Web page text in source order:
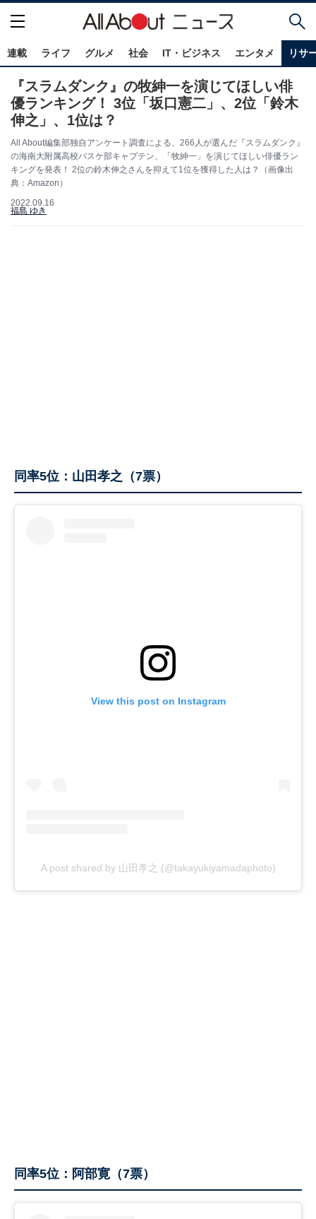
連載 ライフ グルメ 社会 IT・ビジネス エンタメ リサ
『スラムダンク』の牧紳一を演じてほしい俳
優ランキング！ 3位「坂口憲二」、2位「鈴木
伸之」、1位は？
All About編集部独自アンケート調査による、266人が選んだ『スラムダンク』
の海南大附属高校バスケ部キャプテン、「牧紳一」を演じてほしい俳優ラン
キングを発表！ 2位の鈴木伸之さんを抑えて1位を獲得した人は？（画像出
典：Amazon）
2022.09.16
福島 ゆき
同率5位：山田孝之（7票）
View this post on Instagram
A post shared by 山田孝之 (@takayukiyamadaphoto)
同率5位：阿部寛（7票）